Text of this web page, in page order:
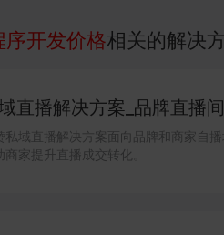
开发价格相关的解决
直播解决方案_品牌直播
私域直播解决方案面向品牌和商家自
商家提升直播成交转化。